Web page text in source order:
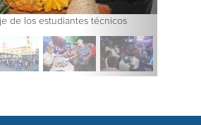
de los estudiantes técnicos